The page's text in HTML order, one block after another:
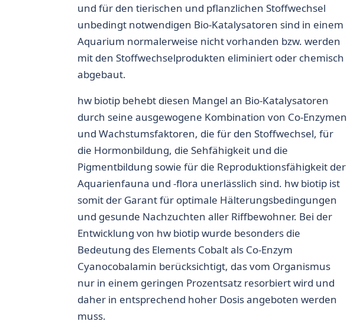
und für den tierischen und pflanzlichen Stoffwechsel
unbedingt notwendigen Bio-Katalysatoren sind in einem
Aquarium normalerweise nicht vorhanden bzw. werden
mit den Stoffwechselprodukten eliminiert oder chemisch
abgebaut.
hw biotip behebt diesen Mangel an Bio-Katalysatoren
durch seine ausgewogene Kombination von Co-Enzymen
und Wachstumsfaktoren, die für den Stoffwechsel, für
die Hormonbildung, die Sehfähigkeit und die
Pigmentbildung sowie für die Reproduktionsfähigkeit der
Aquarienfauna und -flora unerlässlich sind. hw biotip ist
somit der Garant für optimale Hälterungsbedingungen
und gesunde Nachzuchten aller Riffbewohner. Bei der
Entwicklung von hw biotip wurde besonders die
Bedeutung des Elements Cobalt als Co-Enzym
Cyanocobalamin berücksichtigt, das vom Organismus
nur in einem geringen Prozentsatz resorbiert wird und
daher in entsprechend hoher Dosis angeboten werden
muss.